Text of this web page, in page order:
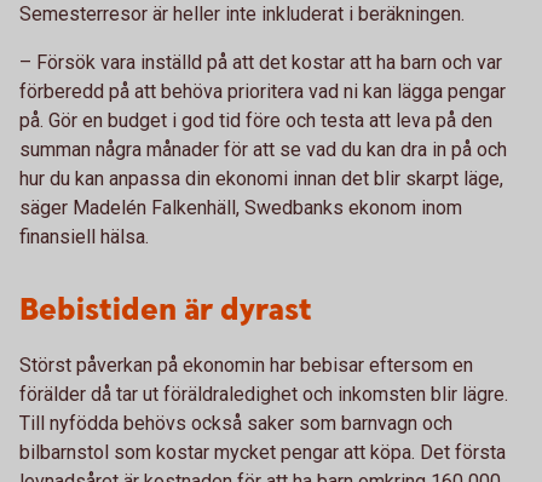
Semesterresor är heller inte inkluderat i beräkningen.
– Försök vara inställd på att det kostar att ha barn och var
förberedd på att behöva prioritera vad ni kan lägga pengar
på. Gör en budget i god tid före och testa att leva på den
summan några månader för att se vad du kan dra in på och
hur du kan anpassa din ekonomi innan det blir skarpt läge,
säger Madelén Falkenhäll, Swedbanks ekonom inom
finansiell hälsa.
Bebistiden är dyrast
Störst påverkan på ekonomin har bebisar eftersom en
förälder då tar ut föräldraledighet och inkomsten blir lägre.
Till nyfödda behövs också saker som barnvagn och
bilbarnstol som kostar mycket pengar att köpa. Det första